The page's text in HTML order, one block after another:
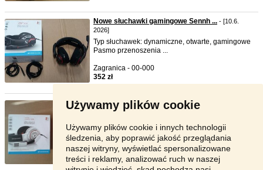
Używamy plików cookie
Używamy plików cookie i innych technologii
śledzenia, aby poprawić jakość przeglądania
naszej witryny, wyświetlać spersonalizowane
treści i reklamy, analizować ruch w naszej
Nowe słuchawki gamingowe Sennh ... - [10.6.
2026]
Typ słuchawek: dynamiczne, otwarte, gamingowe
Pasmo przenoszenia ...
Zagranica - 00-000
352 zł
Nowe słuchawki gamingowe Sennh ...
2026]
Otwarta konstrukcja z mikrofonem do gier
komputerowych, pasmo prz ...
Zagranica - 00-000
352 zł